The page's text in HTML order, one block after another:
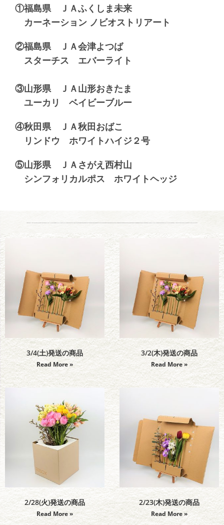
①福島県 ＪＡふくしま未来
カーネーション ノビオストリアート
②福島県 ＪＡ会津よつば
スターチス エバーライト
③山形県 ＪＡ山形おきたま
ユーカリ ベイビーブルー
④秋田県 ＪＡ秋田おばこ
リンドウ ホワイトハイジ２号
⑤山形県 ＪＡさがえ西村山
シンフォリカルポス ホワイトヘッジ
3/4(土)発送の商品
Read More »
3/2(木)発送の商品
Read More »
2/28(火)発送の商品
Read More »
2/23(木)発送の商品
Read More »